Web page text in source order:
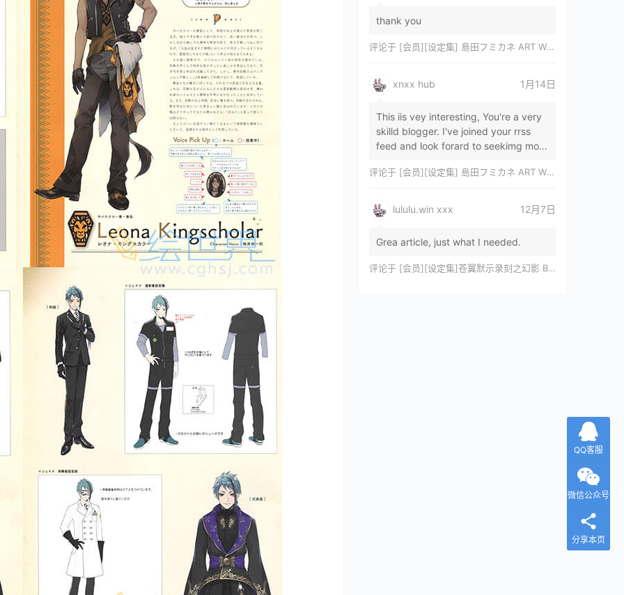
thank you
评论于 [会员][设定集] 島田フミカネ ART WORKS EXTRA Luminous Witches[DL]
xnxx hub 1月14日
This iis vey interesting, You're a very
skilld blogger. I've joined your rrss
feed and look forard to seekimg mor
评论于 [会员][设定集] 島田フミカネ ART WORKS EXTRA Luminous Witches[DL]
lululu.win xxx 12月7日
Grea article, just what I needed.
评论于 [会员][设定集]苍翼默示录刻之幻影 BLAZBLUE CHRONOPHANTASMA 公式設定資料集II
QQ客服
微信公众号
分享本页